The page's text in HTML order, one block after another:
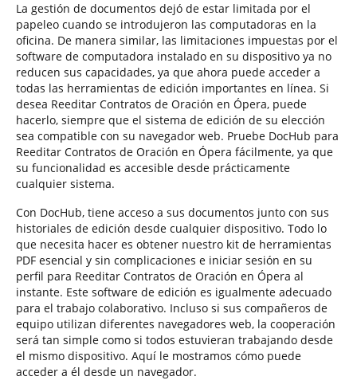
La gestión de documentos dejó de estar limitada por el
papeleo cuando se introdujeron las computadoras en la
oficina. De manera similar, las limitaciones impuestas por el
software de computadora instalado en su dispositivo ya no
reducen sus capacidades, ya que ahora puede acceder a
todas las herramientas de edición importantes en línea. Si
desea Reeditar Contratos de Oración en Ópera, puede
hacerlo, siempre que el sistema de edición de su elección
sea compatible con su navegador web. Pruebe DocHub para
Reeditar Contratos de Oración en Ópera fácilmente, ya que
su funcionalidad es accesible desde prácticamente
cualquier sistema.
Con DocHub, tiene acceso a sus documentos junto con sus
historiales de edición desde cualquier dispositivo. Todo lo
que necesita hacer es obtener nuestro kit de herramientas
PDF esencial y sin complicaciones e iniciar sesión en su
perfil para Reeditar Contratos de Oración en Ópera al
instante. Este software de edición es igualmente adecuado
para el trabajo colaborativo. Incluso si sus compañeros de
equipo utilizan diferentes navegadores web, la cooperación
será tan simple como si todos estuvieran trabajando desde
el mismo dispositivo. Aquí le mostramos cómo puede
acceder a él desde un navegador.